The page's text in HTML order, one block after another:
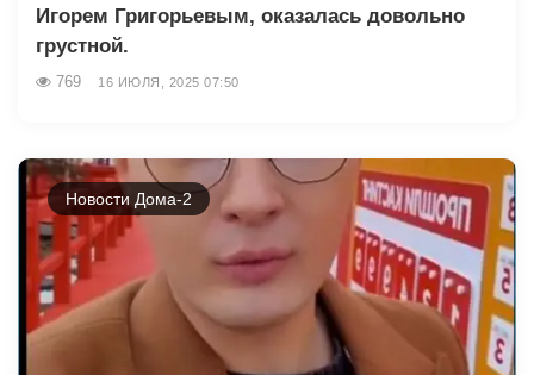
Игорем Григорьевым, оказалась довольно
грустной.
769 16 ИЮЛЯ, 2025 07:50
Новости Дома-2